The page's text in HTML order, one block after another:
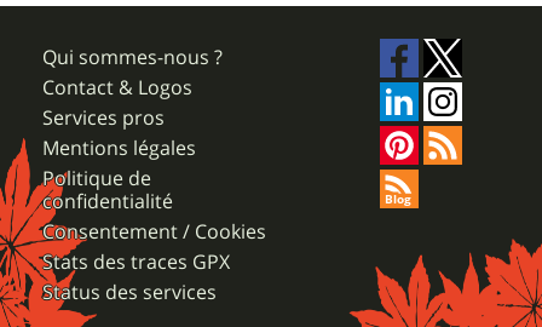
Qui sommes-nous ?
Contact & Logos
Services pros
Mentions légales
Politique de
confidentialité
Consentement / Cookies
Stats des traces GPX
Status des services